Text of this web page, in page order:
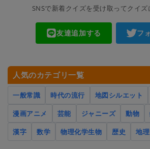
SNSで新着クイズを受け取ってクイズ
友達追加する フ
人気のカテゴリ一覧
一般常識 時代の流行 地図シルエット
漫画アニメ
芸能 ジャニーズ 動物
漢字
数学 物理化学生物 歴史 地理